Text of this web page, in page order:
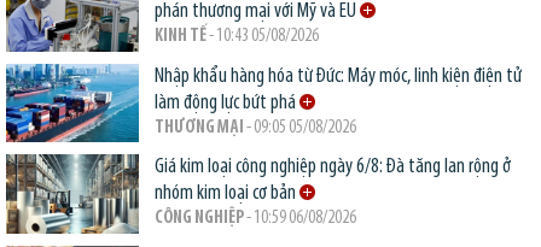
phán thương mại với Mỹ và EU
KINH TẾ- 10:43 05/08/2026
Nhập khẩu hàng hóa từ Đức: Máy móc, linh kiện điện tử
làm động lực bứt phá
THƯƠNG MẠI - 09:05 05/08/2026
Giá kim loại công nghiệp ngày 6/8: Đà tăng lan rộng ở
nhóm kim loại cơ bản
CÔNG NGHIỆP- 10:59 06/08/2026